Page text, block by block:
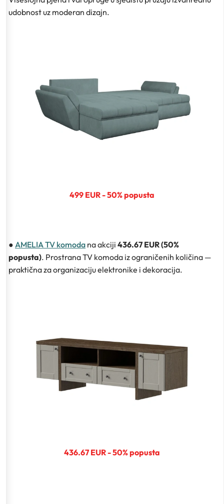
udobnost uz moderan dizajn.
499 EUR - 50% popusta
● AMELIA TV komoda na akciji 436.67 EUR (50%
popusta). Prostrana TV komoda iz ograničenih količina —
praktična za organizaciju elektronike i dekoracija.
436.67 EUR - 50% popusta